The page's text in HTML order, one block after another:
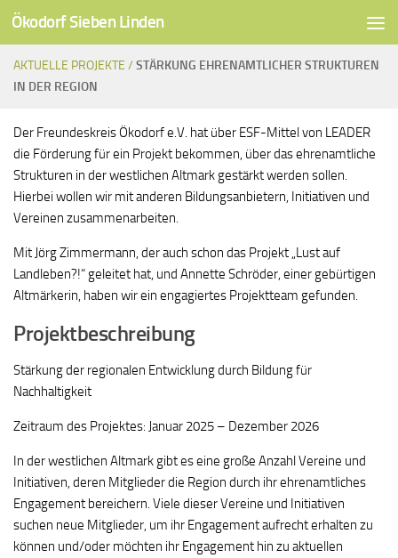
Unter dem Inhalt
Ökodorf Sieben Linden
AKTUELLE PROJEKTE /STÄRKUNG EHRENAMTLICHER STRUKTUREN
IN DER REGION
Der Freundeskreis Ökodorf e.V. hat über ESF-Mittel von LEADER
die Förderung für ein Projekt bekommen, über das ehrenamtliche
Strukturen in der westlichen Altmark gestärkt werden sollen.
Hierbei wollen wir mit anderen Bildungsanbietern, Initiativen und
Vereinen zusammenarbeiten.
Mit Jörg Zimmermann, der auch schon das Projekt „Lust auf
Landleben?!“ geleitet hat, und Annette Schröder, einer gebürtigen
Altmärkerin, haben wir ein engagiertes Projektteam gefunden.
Projektbeschreibung
Stärkung der regionalen Entwicklung durch Bildung für
Nachhaltigkeit
Zeitraum des Projektes: Januar 2025 – Dezember 2026
In der westlichen Altmark gibt es eine große Anzahl Vereine und
Initiativen, deren Mitglieder die Region durch ihr ehrenamtliches
Engagement bereichern. Viele dieser Vereine und Initiativen
suchen neue Mitglieder, um ihr Engagement aufrecht erhalten zu
können und/oder möchten ihr Engagement hin zu aktuellen